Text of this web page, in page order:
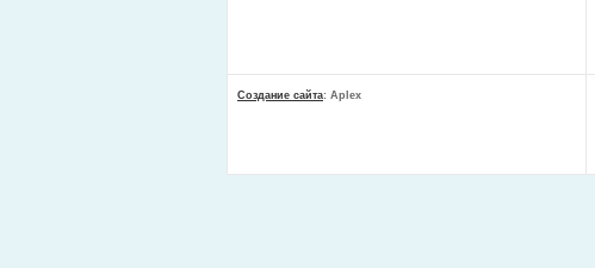
Создание сайта: Aplex